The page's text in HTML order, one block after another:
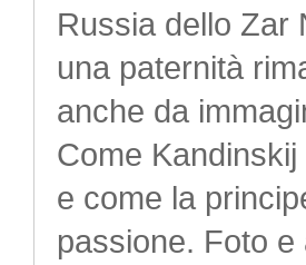
Russia dello Zar
una paternità
anche da
Come
e come la
passione. Foto